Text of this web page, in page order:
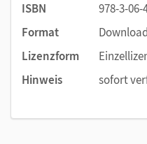
ISBN
978-3-06-
Format
Download
Lizenzform
Hinweis
sofort